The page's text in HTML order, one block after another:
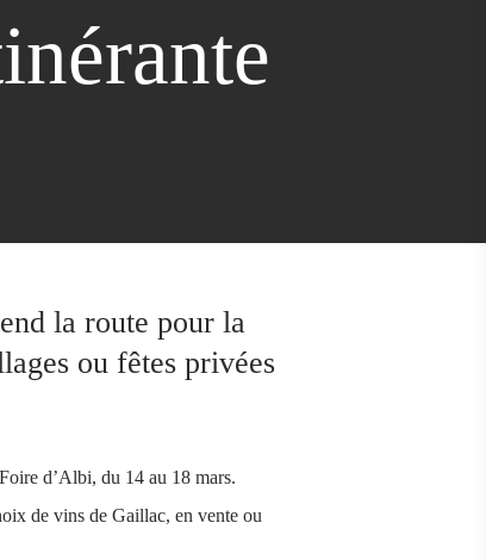
la route pour la
ou fêtes privées
d’Albi, du 14 au 18 mars.
de vins de Gaillac, en vente ou